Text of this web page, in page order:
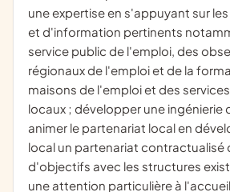
une expertise en s'appuyant sur
et d'information pertinents
service public de l'emploi, des
régionaux de l'emploi et de la
maisons de l'emploi et des
locaux ; développer une ingénierie
animer le partenariat local en
local un partenariat contractualisé
d'objectifs avec les structures
une attention particulière à